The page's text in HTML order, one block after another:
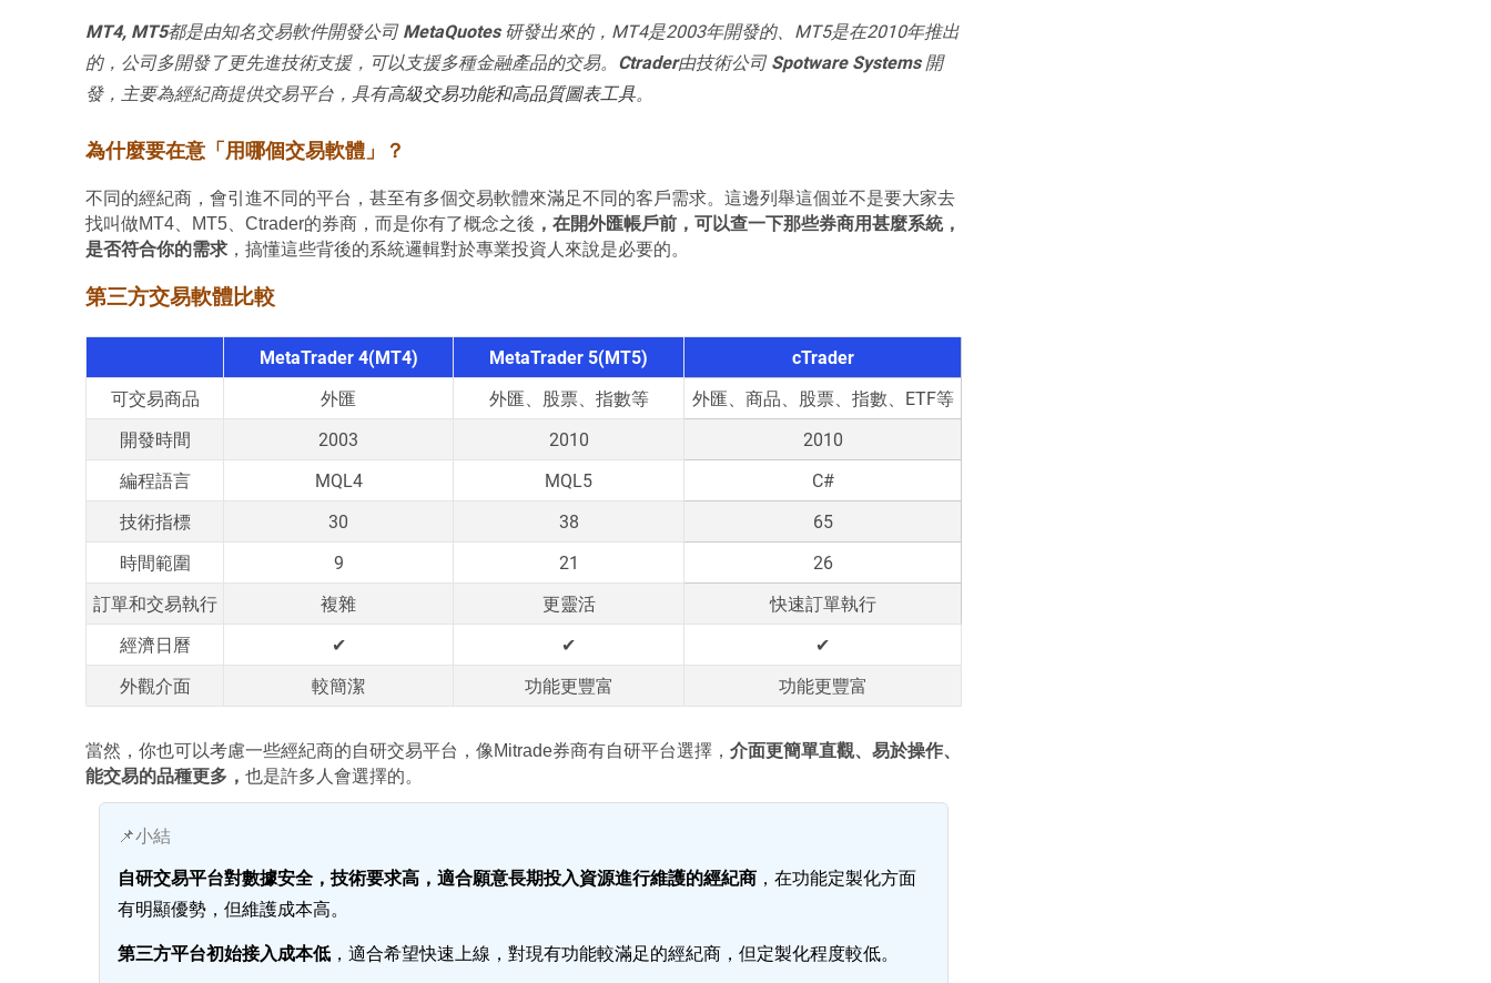
MT4, MT5都是由知名交易軟件開發公司MetaQuotes 研發出來的，MT4是2003年開發的、MT5是在2010年推出
的，公司多開發了更先進技術支援，可以支援多種金融產品的交易。 Ctrader由技術公司Spotware Systems開
發，主要為經紀商提供交易平台，具有高級交易功能和高品質圖表工具。
為什麼要在意「用哪個交易軟體」？
不同的經紀商，會引進不同的平台，甚至有多個交易軟體來滿足不同的客戶需求。 這邊列舉這個並不是要大家去
找叫做MT4、MT5、Ctrader的券商，而是你有了概念之後 ，在開外匯帳戶前，可以查一下那些券商用甚麼系統，
是否符合你的需求 ，搞懂這些背後的系統邏輯對於專業投資人來說是必要的。
第三方交易軟體比較
MetaTrader 4(MT4) MetaTrader 5(MT5)
cTrader
可交易商品
外匯 外匯、股票、指數等
外匯、商品、股票、指數、ETF等
開發時間
2003 2010
2010
編程語言
MQL4 MQL5
C#
技術指標
30 38
65
時間範圍
9 21
26
訂單和交易執行
複雜 更靈活
快速訂單執行
經濟日曆
✔ ✔
✔
外觀介面
較簡潔 功能更豐富 功能更豐富
當然，你也可以考慮一些經紀商的自研交易平台，像Mitrade券商有自研平台選擇， 介面更簡單直觀、 易於操作、
能交易的品種更多， 也是許多人會選擇的。
📌小結
自研交易平台對數據安全，技術要求高，適合願意長期投入資源進行維護的經紀商 ，在功能定製化方面
有明顯優勢，但維護成本高。
第三方平台初始接入成本低 ，適合希望快速上線，對現有功能較滿足的經紀商，但定製化程度較低。